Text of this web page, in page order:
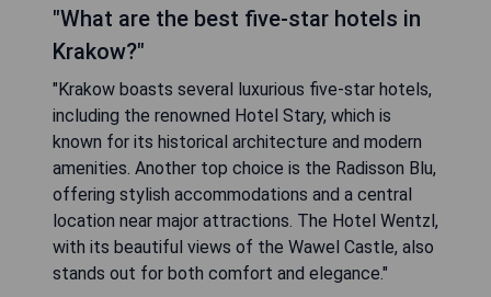
"What are the best five-star hotels in
Krakow?"
"Krakow boasts several luxurious five-star hotels,
including the renowned Hotel Stary, which is
known for its historical architecture and modern
amenities. Another top choice is the Radisson Blu,
offering stylish accommodations and a central
location near major attractions. The Hotel Wentzl,
with its beautiful views of the Wawel Castle, also
stands out for both comfort and elegance."